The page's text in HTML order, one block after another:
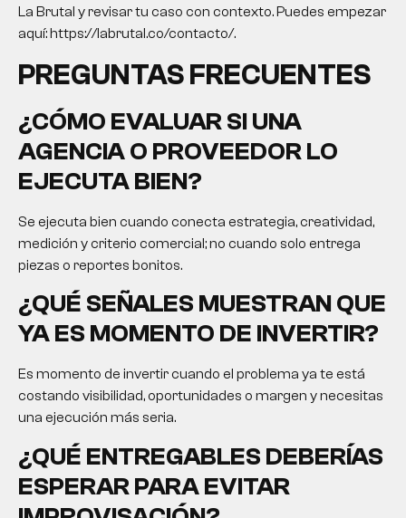
La Brutal y revisar tu caso con contexto. Puedes empezar
aquí: https://labrutal.co/contacto/.
PREGUNTAS FRECUENTES
¿CÓMO EVALUAR SI UNA
AGENCIA O PROVEEDOR LO
EJECUTA BIEN?
Se ejecuta bien cuando conecta estrategia, creatividad,
medición y criterio comercial; no cuando solo entrega
piezas o reportes bonitos.
¿QUÉ SEÑALES MUESTRAN QUE
YA ES MOMENTO DE INVERTIR?
Es momento de invertir cuando el problema ya te está
costando visibilidad, oportunidades o margen y necesitas
una ejecución más seria.
¿QUÉ ENTREGABLES DEBERÍAS
ESPERAR PARA EVITAR